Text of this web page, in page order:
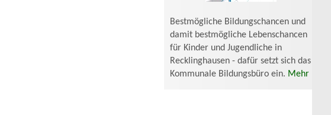
Bestmögliche Bildungschancen und
damit bestmögliche Lebenschancen
für Kinder und Jugendliche in
Recklinghausen - dafür setzt sich das
Kommunale Bildungsbüro ein. Mehr